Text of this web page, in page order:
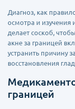
Диагноз, как
осмотра и изучения
делает соскоб,
акне за границей
устранить причину
восстановления
границей